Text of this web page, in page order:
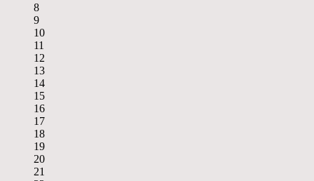
8
9
10
11
12
13
14
15
16
17
18
19
20
21